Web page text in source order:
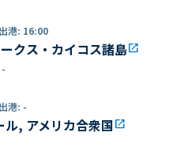
出港: 16:00
クス・カイコス諸島open_in_new
-
出港: -
ル, アメリカ合衆国open_in_new